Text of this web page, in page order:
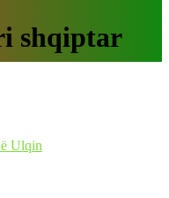
shqiptar